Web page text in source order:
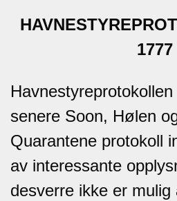
1777
senere Soon, Hølen
Quarantene protokoll
av interessante
desverre ikke er mulig